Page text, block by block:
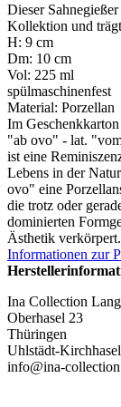
Dieser
Kollektion und
H: 9 cm
Dm: 10 cm
Vol: 225 ml
spülmaschinenfest
Material: Porzellan
Im Geschenkkarton
"ab ovo" - lat.
ist eine
Lebens in der
ovo" eine
die trotz oder
dominierten
Ästhetik verkörpert.
Informationen zur
Ina Collection
Oberhasel 23
Thüringen
Uhlstädt-
info@ina-